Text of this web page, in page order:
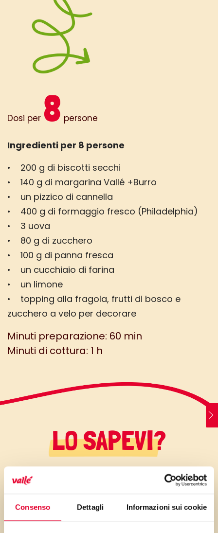
Consenso Dettagli Informazioni sui cookie
Dosi per 8 persone
Ingredienti per 8 persone
• 200 g di biscotti secchi
• 140 g di margarina Vallé +Burro
• un pizzico di cannella
• 400 g di formaggio fresco (Philadelphia)
• 3 uova
• 80 g di zucchero
• 100 g di panna fresca
• un cucchiaio di farina
• un limone
• topping alla fragola, frutti di bosco e
zucchero a velo per decorare
Minuti preparazione: 60 min
Minuti di cottura: 1 h
LO SAPEVI?
A questa base tradizionale, per
variare, si possono aggiungere